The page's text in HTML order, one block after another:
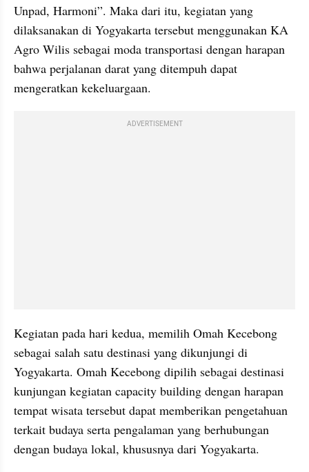
Unpad, Harmoni”. Maka dari itu, kegiatan yang
dilaksanakan di Yogyakarta tersebut menggunakan KA
Agro Wilis sebagai moda transportasi dengan harapan
bahwa perjalanan darat yang ditempuh dapat
mengeratkan kekeluargaan.
ADVERTISEMENT
Kegiatan pada hari kedua, memilih Omah Kecebong
sebagai salah satu destinasi yang dikunjungi di
Yogyakarta. Omah Kecebong dipilih sebagai destinasi
kunjungan kegiatan capacity building dengan harapan
tempat wisata tersebut dapat memberikan pengetahuan
terkait budaya serta pengalaman yang berhubungan
dengan budaya lokal, khususnya dari Yogyakarta.